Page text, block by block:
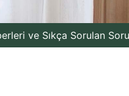
ve Sıkça Sorulan